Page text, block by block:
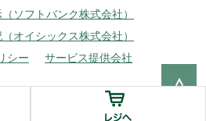
ソフトバンク株式会社）
オイシックス株式会社）
シー サービス提供会社